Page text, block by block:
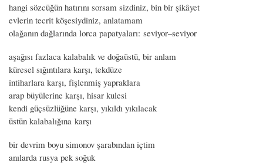
hangi sözcüğün hatırını sorsam sizdiniz, bin bir şikâyet
evlerin tecrit köşesiydiniz, anlatamam
olağanın dağlarında lorca papatyaları: seviyor–seviyor
aşağısı fazlaca kalabalık ve doğaüstü, bir anlam
küresel sığıntılara karşı, tekdüze
intiharlara karşı, fişlenmiş yapraklara
arap büyülerine karşı, hisar kulesi
kendi güçsüzlüğüne karşı, yıkıldı yıkılacak
üstün kalabalığına karşı
bir devrim boyu simonov şarabından içtim
anılarda rusya pek soğuk